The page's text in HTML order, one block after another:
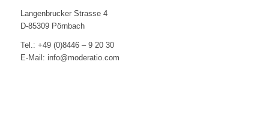
Langenbrucker Strasse 4
D-85309 Pörnbach
Tel.: +49 (0)8446 – 9 20 30
E-Mail: info@moderatio.com